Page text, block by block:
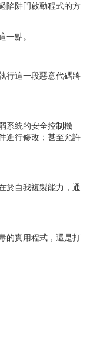
陷阱門啟動程式的方
點。
行這一段惡意代碼將
系統的安全控制機
進行修改；甚至允許
於自我複製能力，通
的實用程式，還是打